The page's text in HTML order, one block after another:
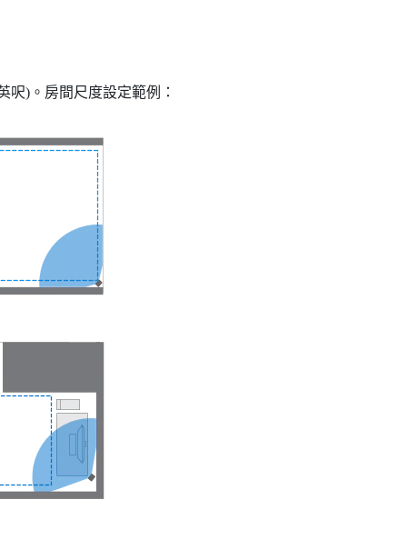
呎)。房間尺度設定範例：